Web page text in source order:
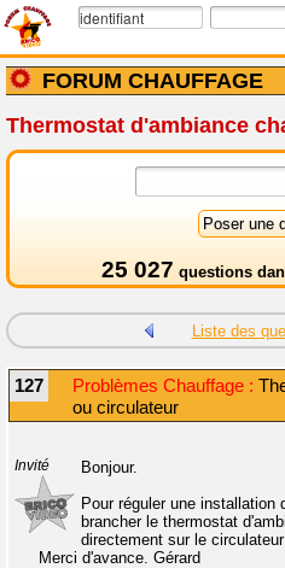
FORUM CHAUFFAGE
Thermostat d'ambiance
25 027 questions
Liste des
127 Problèmes Chauffage :
ou circulateur
Invité
Bonjour.
Pour réguler une
brancher le thermostat
directement sur le
Merci d'avance. Gérard